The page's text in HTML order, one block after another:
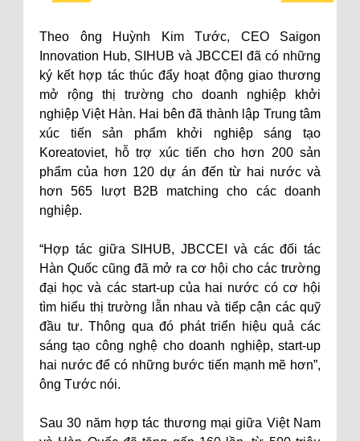
Theo ông Huỳnh Kim Tước, CEO Saigon
Innovation Hub, SIHUB và JBCCEI đã có những
ký kết hợp tác thúc đẩy hoạt động giao thương
mở rộng thị trường cho doanh nghiệp khởi
nghiệp Việt Hàn. Hai bên đã thành lập Trung tâm
xúc tiến sản phẩm khởi nghiệp sáng tạo
Koreatoviet, hỗ trợ xúc tiến cho hơn 200 sản
phẩm của hơn 120 dự án đến từ hai nước và
hơn 565 lượt B2B matching cho các doanh
nghiệp.
“Hợp tác giữa SIHUB, JBCCEI và các đối tác
Hàn Quốc cũng đã mở ra cơ hội cho các trường
đại học và các start-up của hai nước có cơ hội
tìm hiểu thị trường lẫn nhau và tiếp cận các quỹ
đầu tư. Thông qua đó phát triển hiệu quả các
sáng tạo công nghệ cho doanh nghiệp, start-up
hai nước để có những bước tiến mạnh mẽ hơn”,
ông Tước nói.
Sau 30 năm hợp tác thương mại giữa Việt Nam